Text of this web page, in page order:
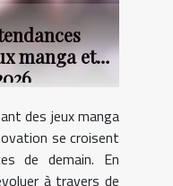
manga et
des jeux manga
se croisent
de demain. En
à travers de